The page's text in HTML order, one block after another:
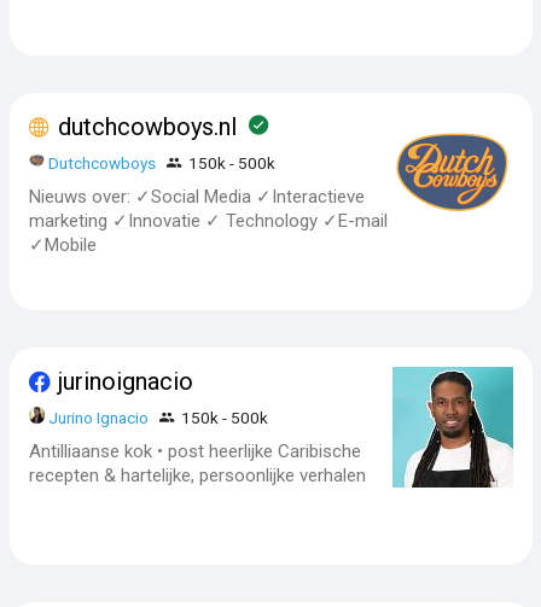
dutchcowboys.nl
Dutchcowboys 150k - 500k
Nieuws over: ✓Social Media ✓Interactieve
marketing ✓Innovatie ✓ Technology ✓E-mail
✓Mobile
jurinoignacio
Jurino Ignacio 150k - 500k
Antilliaanse kok • post heerlijke Caribische
recepten & hartelijke, persoonlijke verhalen